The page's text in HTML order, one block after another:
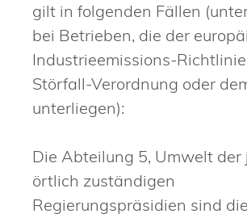
gilt in folgenden Fällen
bei Betrieben, die der
Industrieemissions-
Störfall-Verordnung oder
unterliegen):
Die Abteilung 5, Umwelt der
örtlich zuständigen
Regierungspräsidien sind die